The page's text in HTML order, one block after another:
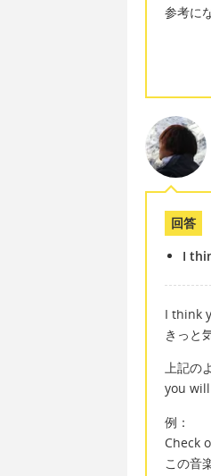
参考に
回答
I
I think
きっと
上記の
you will
例：
Check
この音